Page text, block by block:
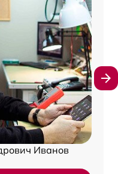
Иванов